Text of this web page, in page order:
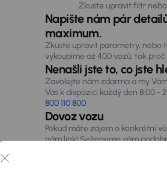
Zkuste upravit filtr
Napište nám pár
maximum.
Zkuste upravit parametry, nebo
vykoupíme až 400 vozů, tak
Nenašli jste to, co jste
Zavolejte nám zdarma a my
Vás k dispozici každý den 8:00 -
800 110 800
Dovoz vozu
Pokud máte zájem o konkrétní
nám link! Seženeme vám